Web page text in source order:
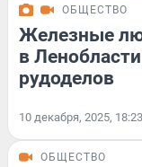
ОБЩЕСТВО
Железные
в
рудоделов
10 декабря, 2025, 18:23
ОБЩЕСТВО